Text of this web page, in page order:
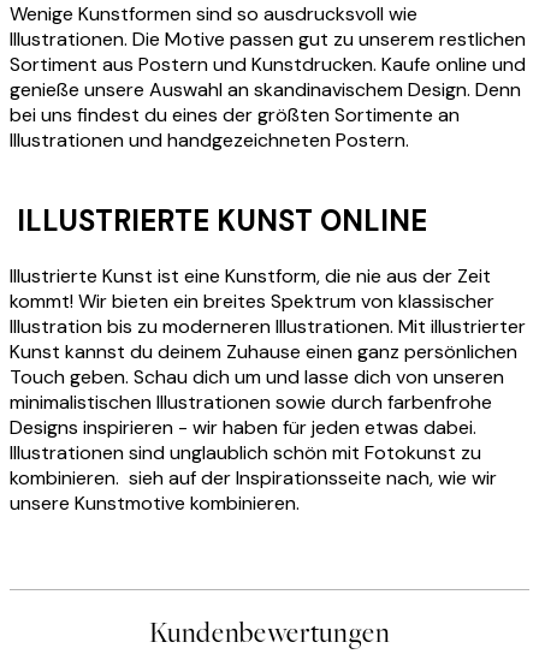
Wenige Kunstformen sind so ausdrucksvoll wie
Illustrationen. Die Motive passen gut zu unserem restlichen
Sortiment aus Postern und Kunstdrucken. Kaufe online und
genieße unsere Auswahl an skandinavischem Design. Denn
bei uns findest du eines der größten Sortimente an
Illustrationen und handgezeichneten Postern.
ILLUSTRIERTE KUNST ONLINE
Illustrierte Kunst ist eine Kunstform, die nie aus der Zeit
kommt! Wir bieten ein breites Spektrum von klassischer
Illustration bis zu moderneren Illustrationen. Mit illustrierter
Kunst kannst du deinem Zuhause einen ganz persönlichen
Touch geben. Schau dich um und lasse dich von unseren
minimalistischen Illustrationen sowie durch farbenfrohe
Designs inspirieren - wir haben für jeden etwas dabei.
Illustrationen sind unglaublich schön mit Fotokunst zu
kombinieren. sieh auf der Inspirationsseite nach, wie wir
unsere Kunstmotive kombinieren.
Kundenbewertungen